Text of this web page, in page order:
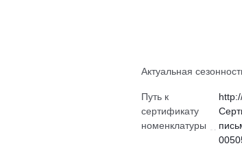
Актуальная
Путь к
сертификату
номенклатуры